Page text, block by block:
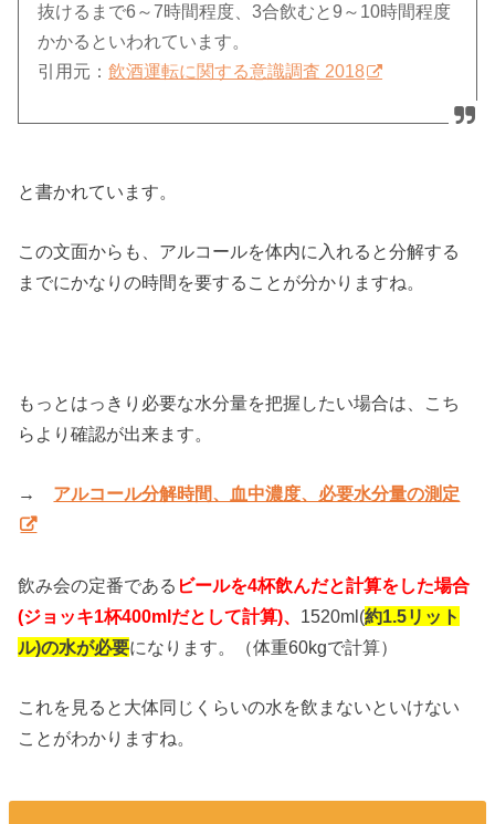
抜けるまで6～7時間程度、3合飲むと9～10時間程度
かかるといわれています。
引用元：飲酒運転に関する意識調査 2018
と書かれています。
この文面からも、アルコールを体内に入れると分解する
までにかなりの時間を要することが分かりますね。
もっとはっきり必要な水分量を把握したい場合は、こち
らより確認が出来ます。
→ アルコール分解時間、血中濃度、必要水分量の測定
飲み会の定番である ビールを4杯飲んだと計算をした場合
(ジョッキ1杯400mlだとして計算)、 1520ml(約1.5リット
ル)の水が必要になります。（体重60kgで計算）
これを見ると大体同じくらいの水を飲まないといけない
ことがわかりますね。